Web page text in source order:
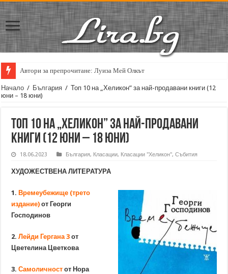
Автори за препрочитане: Луиза Мей Олкът
Кирил Кадийски: „Плачът на големия поет винаги е и сила, и
Начало / България / Топ 10 на „Хеликон” за най-продавани книги (12
юни – 18 юни)
Топ 10 на „Хеликон” за най-продавани
книги (12 юни – 18 юни)
18.06.2023 България, Класации, Класации "Хеликон",Събития
ХУДОЖЕСТВЕНА ЛИТЕРАТУРА
1. Времеубежище (трето
издание) от Георги
Господинов
2. Лейди Гергана 3 от
Цветелина Цветкова
3.Самоличност от Нора